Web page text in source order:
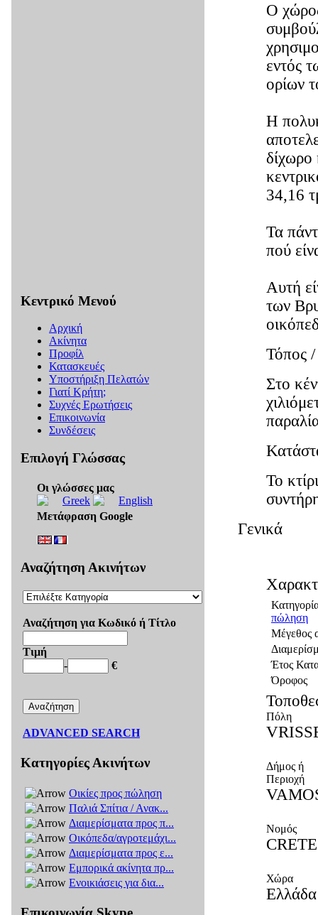
Κεντρικό Μενού
Αρχική
Ακίνητα
Προφίλ
Κατασκευές
Υποστήριξη Πελατών
Γιατί Κρήτη;
Συχνές Ερωτήσεις
Επικοινωνία
Συνδέσεις
Επιλογή Γλώσσας
Οι γλώσσες μας
Μετάφραση Google
Αναζήτηση Ακινήτων
Αναζήτηση για Κωδικό ή Τίτλο
Τιμή
-
€
ADVANCED SEARCH
Κατηγορίες Ακινήτων
Οικίες προς πώληση
Παλιά Σπίτια / Ανακ...
Διαμερίσματα προς π...
Οικόπεδα/αγροτεμάχι...
Διαμερίσματα προς ε...
Εμπορικά ακίνητα πρ...
Ενοικιάσεις για δια...
Ο
εντός
ορίων
Η
δίχωρο
34,16
Τα
πού
Αυτή
των
Τόπος
Στο
Το
Γενικά
πώληση
Μέγεθος
Έτος
Όροφος
Πόλη
Δήμος ή
Περιοχή
Νομός
CRETE
Χώρα
Ελλάδα